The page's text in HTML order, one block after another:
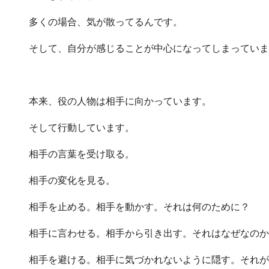
多くの場合、気が散ってるんです。
そして、自分が感じることが中心になってしまっていま
本来、役の人物は相手に向かっています。
そして行動しています。
相手の言葉を受け取る。
相手の変化を見る。
相手を止める。相手を動かす。それは何のために？
相手に言わせる。相手から引き出す。それはなぜなのか
相手を避ける。相手に気づかれないように隠す。それ